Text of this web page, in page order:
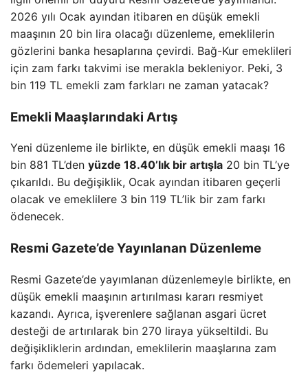
2026 yılı Ocak ayından itibaren en düşük emekli
maaşının 20 bin lira olacağı düzenleme, emeklilerin
gözlerini banka hesaplarına çevirdi. Bağ-Kur emeklileri
için zam farkı takvimi ise merakla bekleniyor. Peki, 3
bin 119 TL emekli zam farkları ne zaman yatacak?
Emekli Maaşlarındaki Artış
Yeni düzenleme ile birlikte, en düşük emekli maaşı 16
bin 881 TL’den yüzde 18.40’lık bir artışla 20 bin TL’ye
çıkarıldı. Bu değişiklik, Ocak ayından itibaren geçerli
olacak ve emeklilere 3 bin 119 TL’lik bir zam farkı
ödenecek.
Resmi Gazete’de Yayınlanan Düzenleme
Resmi Gazete’de yayımlanan düzenlemeyle birlikte, en
düşük emekli maaşının artırılması kararı resmiyet
kazandı. Ayrıca, işverenlere sağlanan asgari ücret
desteği de artırılarak bin 270 liraya yükseltildi. Bu
değişikliklerin ardından, emeklilerin maaşlarına zam
farkı ödemeleri yapılacak.